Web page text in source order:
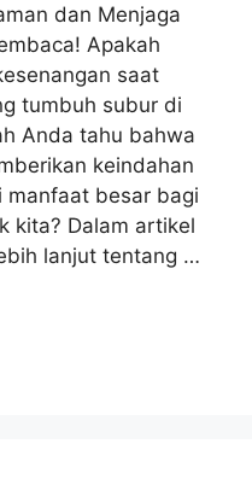
dan Menjaga
Apakah
saat
tumbuh subur di
Anda tahu bahwa
keindahan
manfaat besar bagi
kita? Dalam artikel
lanjut tentang …